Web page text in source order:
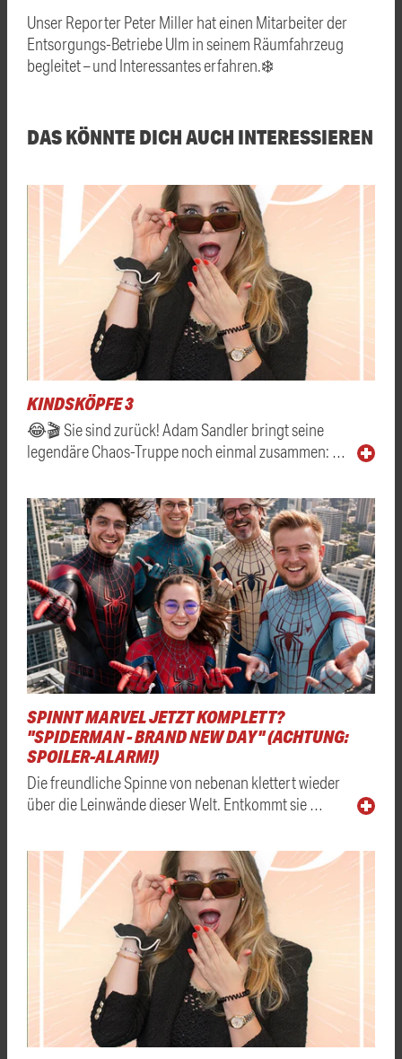
Unser Reporter Peter Miller hat einen Mitarbeiter der
Entsorgungs-Betriebe Ulm in seinem Räumfahrzeug
begleitet – und Interessantes erfahren.❄️
DAS KÖNNTE DICH AUCH INTERESSIEREN
KINDSKÖPFE 3
😂🎬 Sie sind zurück! Adam Sandler bringt seine
legendäre Chaos-Truppe noch einmal zusammen: …
SPINNT MARVEL JETZT KOMPLETT?
"SPIDERMAN - BRAND NEW DAY" (ACHTUNG:
SPOILER-ALARM!)
Die freundliche Spinne von nebenan klettert wieder
über die Leinwände dieser Welt. Entkommt sie …